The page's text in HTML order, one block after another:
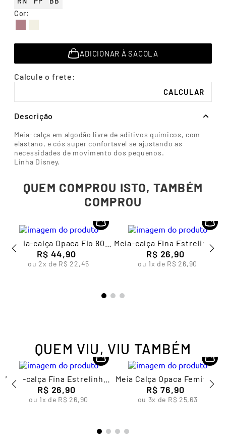
Cor:
ADICIONAR À SACOLA
Descrição
Meia-calça em algodão livre de aditivos químicos, com
elastano, e cós super confortavel se ajustando as
necessidades de movimento dos pequenos.
Linha Disney.
QUEM COMPROU ISTO, TAMBÉM
COMPROU
Meia-calça Opaca Fio 80
Feminina Lupo
R$ 44,90
ou2x de R$ 22,45
Meia-calça Fina Estrelinhas
Infantil Feminina Lupo
R$ 26,90
ou 1x de R$ 26,90
QUEM VIU, VIU TAMBÉM
Meia-calça Fina Estrelinhas
Infantil Feminina Lupo
R$ 26,90
ou 1x de R$ 26,90
Meia Calça Opaca Feminina
Lupo
R$ 76,90
ou 3x de R$ 25,63
10º meia masculina